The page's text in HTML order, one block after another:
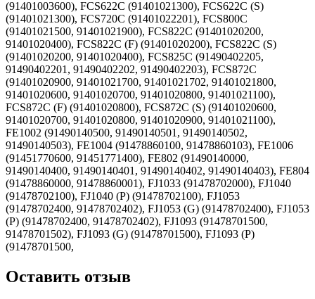
(91401003600), FCS622C (91401021300), FCS622C (S)
(91401021300), FCS720C (91401022201), FCS800C
(91401021500, 91401021900), FCS822C (91401020200,
91401020400), FCS822C (F) (91401020200), FCS822C (S)
(91401020200, 91401020400), FCS825C (91490402205,
91490402201, 91490402202, 91490402203), FCS872C
(91401020900, 91401021700, 91401021702, 91401021800,
91401020600, 91401020700, 91401020800, 91401021100),
FCS872C (F) (91401020800), FCS872C (S) (91401020600,
91401020700, 91401020800, 91401020900, 91401021100),
FE1002 (91490140500, 91490140501, 91490140502,
91490140503), FE1004 (91478860100, 91478860103), FE1006
(91451770600, 91451771400), FE802 (91490140000,
91490140400, 91490140401, 91490140402, 91490140403), FE804
(91478860000, 91478860001), FJ1033 (91478702000), FJ1040
(91478702100), FJ1040 (P) (91478702100), FJ1053
(91478702400, 91478702402), FJ1053 (G) (91478702400), FJ1053
(P) (91478702400, 91478702402), FJ1093 (91478701500,
91478701502), FJ1093 (G) (91478701500), FJ1093 (P)
(91478701500,
Оставить отзыв